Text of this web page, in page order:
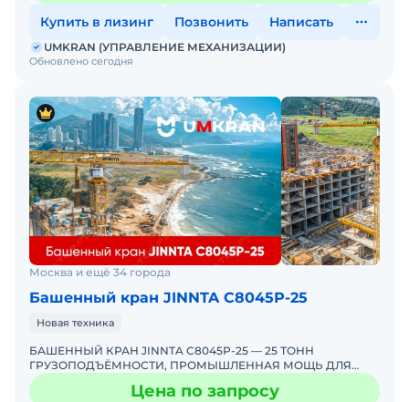
Купить в лизинг Позвонить Написать
Обновлено сегодня
UMKRAN (УПРАВЛЕНИЕ МЕХАНИЗАЦИИ)
Москва и ещё 34 города
Башенный кран JINNTA С8045Р-25
Новая техника
БАШЕННЫЙ КРАН JINNTA C8045Р-25 — 25 ТОНН
ГРУЗОПОДЪЁМНОСТИ, ПРОМЫШЛЕННАЯ МОЩЬ ДЛЯ
ВАШЕГО ОБЪЕКТА! ЭКСКЛЮЗИВНО ОТ UMKRANUMKRAN —
ЕДИНСТВЕННЫЙ ЭКСКЛЮЗИЦена по запросу